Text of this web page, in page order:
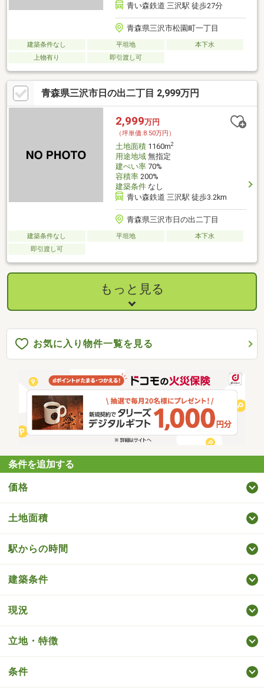
青い森鉄道 三沢駅 徒歩27分
青森県三沢市松園町一丁目
建築条件なし 平坦地
本下水
上物有り
即引渡し可
青森県三沢市日の出二丁目 2,999万円
2,999万円
（坪単価:8.50万円）
土地面積1160m2
用途地域無指定
建ぺい率70%
容積率200%
建築条件なし
青い森鉄道 三沢駅 徒歩3.2km
青森県三沢市日の出二丁目
建築条件なし 平坦地
本下水
即引渡し可
もっと見る
お気に入り物件一覧を見る
条件を追加する
価格
土地面積
駅からの時間
建築条件
現況
立地・特徴
条件